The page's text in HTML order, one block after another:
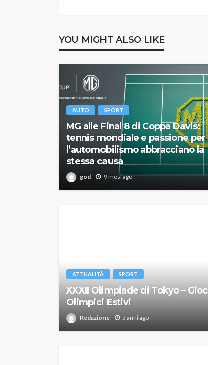
YOU MIGHT ALSO LIKE
AUTO SPORT
MG alle Final 8 di Coppa Davis:
tennis mondiale e passione per
l’automobilismo abbracciano la
stessa causa
god 9 mesi ago
ATTUALITÀ SPORT
XXXII Olimpiade di Tokyo –
Olimpici Estivi
Redazione 5 anni ago